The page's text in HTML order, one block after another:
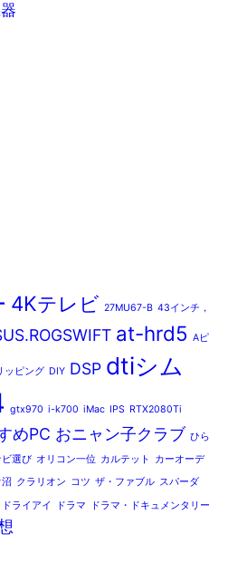
4Kテレビ 27MU67-B 43インチ，
at-hrd5 Aピ
ッピング DIY DSP dtiシム
gtx970 i-k700 iMac IPS RTX2080Ti
めPC おニャン子クラブ ひら
選び オリコン一位 カルテット
カーオーデ
クラリオン コツ ザ・ファブル スパーダ
ドライアイ ドラマ
ドラマ・ドキュメンタリー